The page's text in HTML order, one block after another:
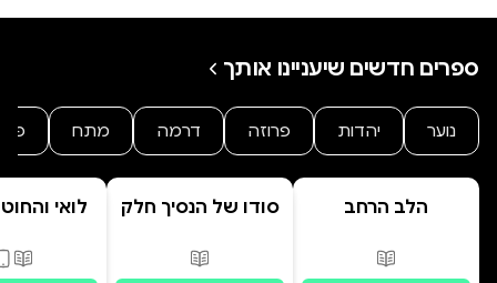
ספרים חדשים שיעניינו אותך
נוער יהדות פרוזה דרמה מתח
הלב הרחב
פורמטים זמינים מודפס
סודו של הנסיך חלק
הנסתר
פורמטים זמינים
מודפס
לואי